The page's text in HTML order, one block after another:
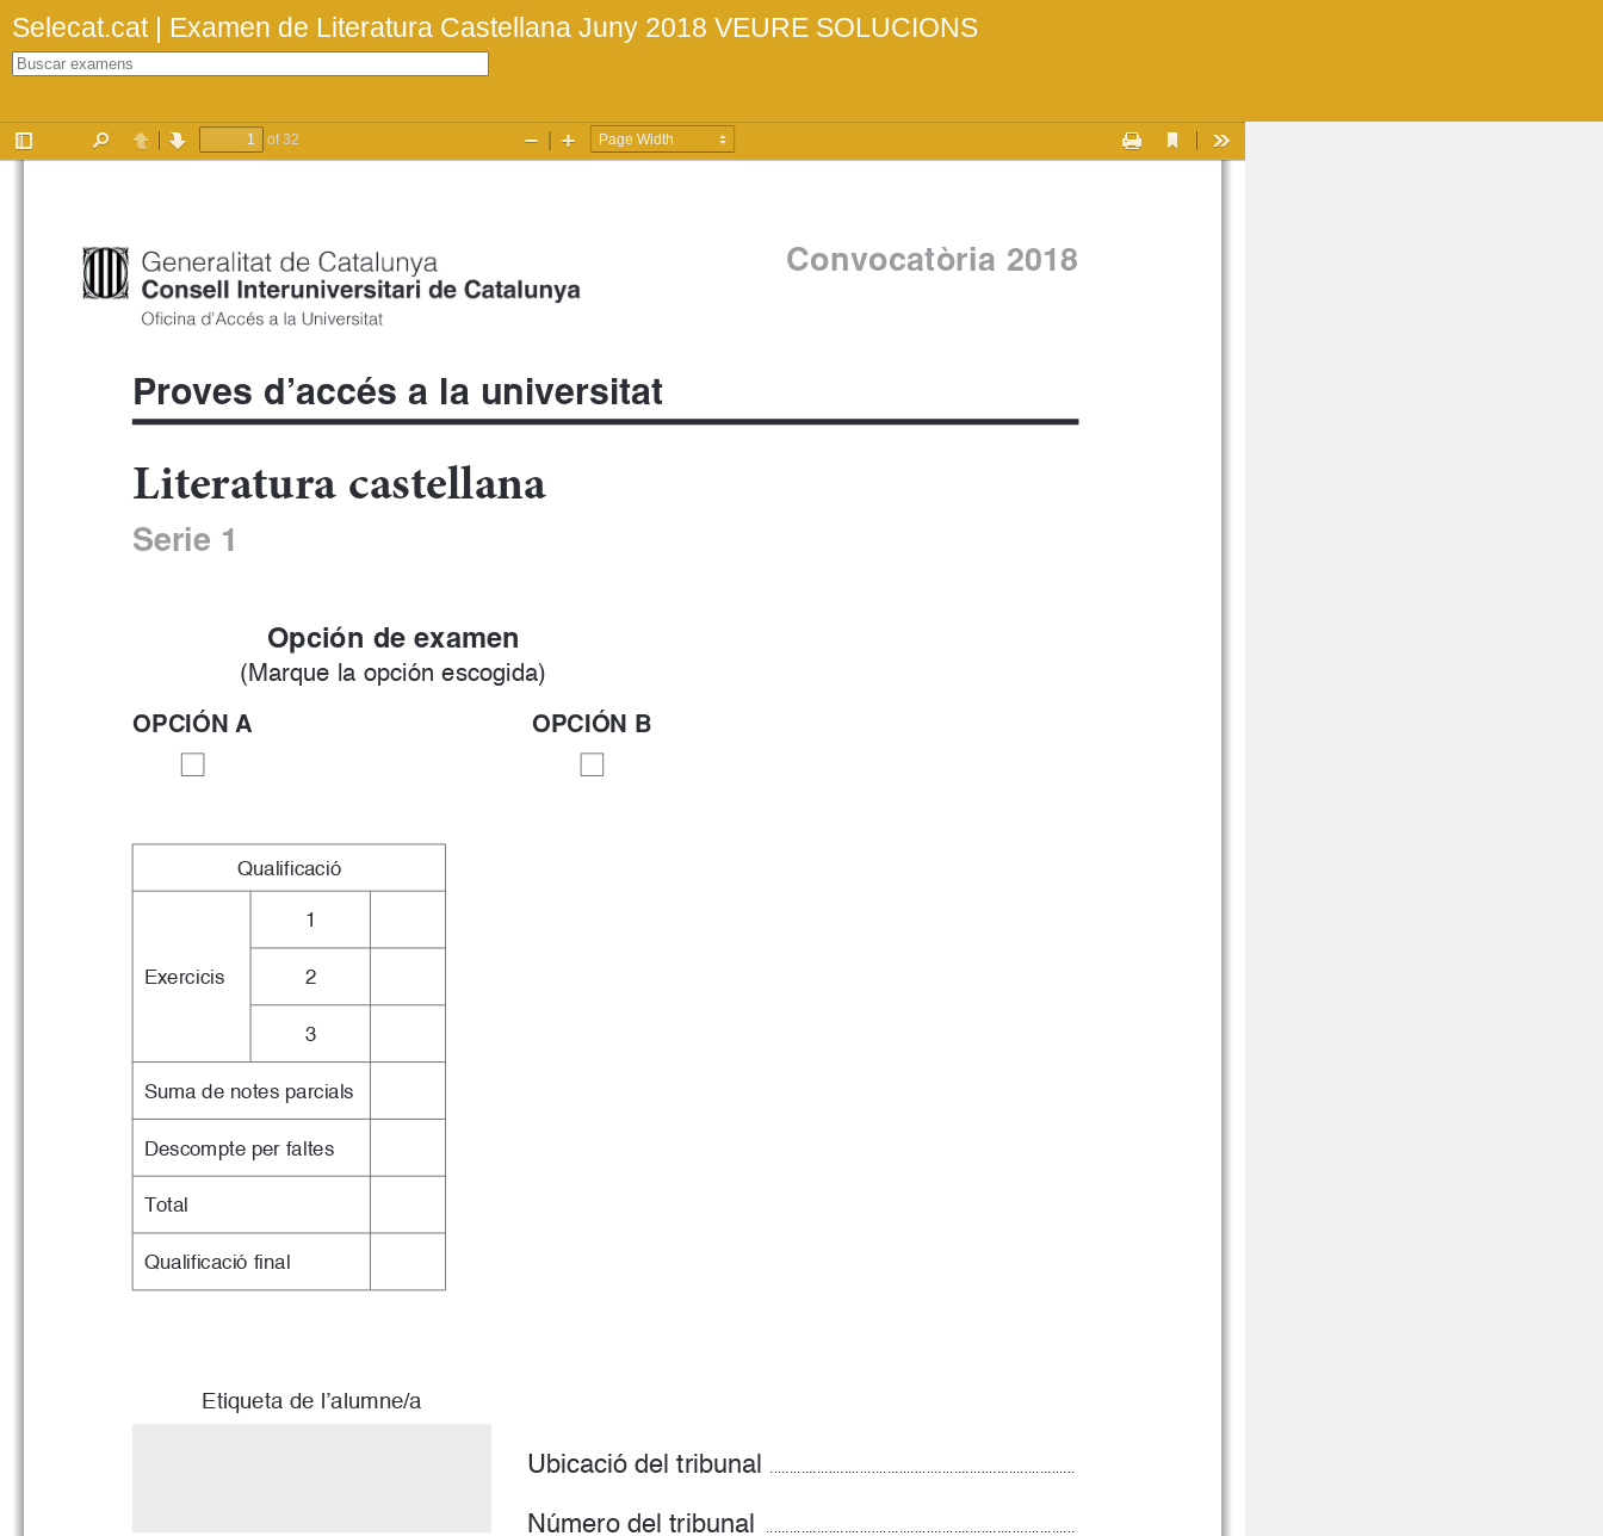
Selecat.cat | Examen de Literatura Castellana Juny 2018 VEURE SOLUCIONS